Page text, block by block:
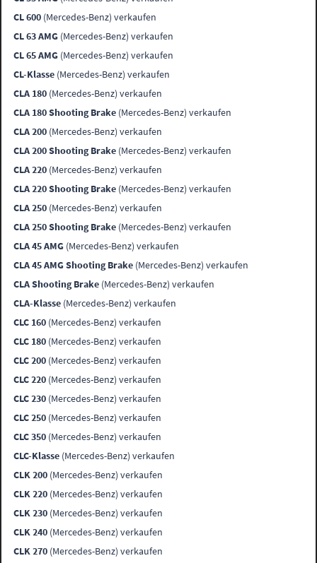
CL 600 (Mercedes-Benz) verkaufen
CL 63 AMG (Mercedes-Benz) verkaufen
CL 65 AMG (Mercedes-Benz) verkaufen
CL-Klasse (Mercedes-Benz) verkaufen
CLA 180 (Mercedes-Benz) verkaufen
CLA 180 Shooting Brake (Mercedes-Benz) verkaufen
CLA 200 (Mercedes-Benz) verkaufen
CLA 200 Shooting Brake (Mercedes-Benz) verkaufen
CLA 220 (Mercedes-Benz) verkaufen
CLA 220 Shooting Brake (Mercedes-Benz) verkaufen
CLA 250 (Mercedes-Benz) verkaufen
CLA 250 Shooting Brake (Mercedes-Benz) verkaufen
CLA 45 AMG (Mercedes-Benz) verkaufen
CLA 45 AMG Shooting Brake (Mercedes-Benz) verkaufen
CLA Shooting Brake (Mercedes-Benz) verkaufen
CLA-Klasse (Mercedes-Benz) verkaufen
CLC 160 (Mercedes-Benz) verkaufen
CLC 180 (Mercedes-Benz) verkaufen
CLC 200 (Mercedes-Benz) verkaufen
CLC 220 (Mercedes-Benz) verkaufen
CLC 230 (Mercedes-Benz) verkaufen
CLC 250 (Mercedes-Benz) verkaufen
CLC 350 (Mercedes-Benz) verkaufen
CLC-Klasse (Mercedes-Benz) verkaufen
CLK 200 (Mercedes-Benz) verkaufen
CLK 220 (Mercedes-Benz) verkaufen
CLK 230 (Mercedes-Benz) verkaufen
CLK 240 (Mercedes-Benz) verkaufen
CLK 270 (Mercedes-Benz) verkaufen